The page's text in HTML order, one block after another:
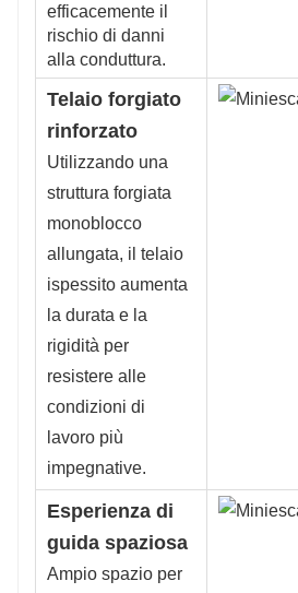
efficacemente il
rischio di danni
alla conduttura.
Telaio forgiato
rinforzato
Utilizzando una
struttura forgiata
monoblocco
allungata, il telaio
ispessito aumenta
la durata e la
rigidità per
resistere alle
condizioni di
lavoro più
impegnative.
Esperienza di
guida spaziosa
Ampio spazio per